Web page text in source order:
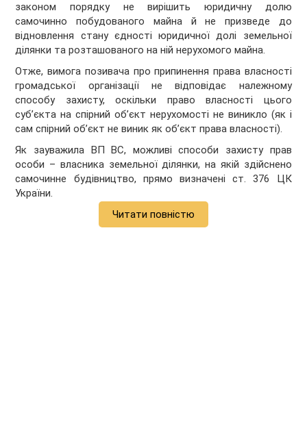
законом порядку не вирішить юридичну долю
самочинно побудованого майна й не призведе до
відновлення стану єдності юридичної долі земельної
ділянки та розташованого на ній нерухомого майна.
Отже, вимога позивача про припинення права власності
громадської організації не відповідає належному
способу захисту, оскільки право власності цього
суб’єкта на спірний об’єкт нерухомості не виникло (як і
сам спірний об’єкт не виник як об’єкт права власності).
Як зауважила ВП ВС, можливі способи захисту прав
особи – власника земельної ділянки, на якій здійснено
самочинне будівництво, прямо визначені ст. 376 ЦК
України.
Читати повністю